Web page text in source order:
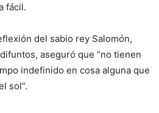
fácil.
del sabio rey Salomón,
aseguró que “no tienen
indefinido en cosa alguna que
sol”.